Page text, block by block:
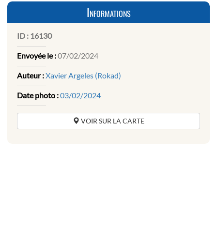
Informations
ID : 16130
Envoyée le :07/02/2024
Auteur :Xavier Argeles (Rokad)
Date photo :03/02/2024
VOIR SUR LA CARTE